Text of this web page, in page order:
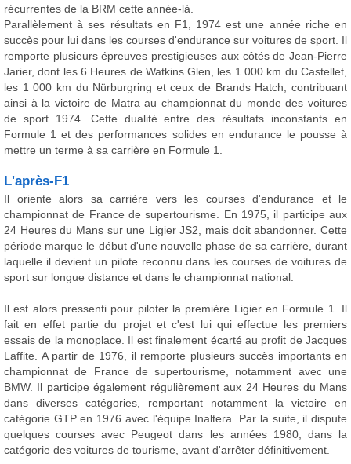
récurrentes de la BRM cette année-là.
Parallèlement à ses résultats en F1, 1974 est une année riche en
succès pour lui dans les courses d'endurance sur voitures de sport. Il
remporte plusieurs épreuves prestigieuses aux côtés de Jean-Pierre
Jarier, dont les 6 Heures de Watkins Glen, les 1 000 km du Castellet,
les 1 000 km du Nürburgring et ceux de Brands Hatch, contribuant
ainsi à la victoire de Matra au championnat du monde des voitures
de sport 1974. Cette dualité entre des résultats inconstants en
Formule 1 et des performances solides en endurance le pousse à
mettre un terme à sa carrière en Formule 1.
L'après-F1
Il oriente alors sa carrière vers les courses d'endurance et le
championnat de France de supertourisme. En 1975, il participe aux
24 Heures du Mans sur une Ligier JS2, mais doit abandonner. Cette
période marque le début d'une nouvelle phase de sa carrière, durant
laquelle il devient un pilote reconnu dans les courses de voitures de
sport sur longue distance et dans le championnat national.
Il est alors pressenti pour piloter la première Ligier en Formule 1. Il
fait en effet partie du projet et c'est lui qui effectue les premiers
essais de la monoplace. Il est finalement écarté au profit de Jacques
Laffite. A partir de 1976, il remporte plusieurs succès importants en
championnat de France de supertourisme, notamment avec une
BMW. Il participe également régulièrement aux 24 Heures du Mans
dans diverses catégories, remportant notamment la victoire en
catégorie GTP en 1976 avec l'équipe Inaltera. Par la suite, il dispute
quelques courses avec Peugeot dans les années 1980, dans la
catégorie des voitures de tourisme, avant d'arrêter définitivement.